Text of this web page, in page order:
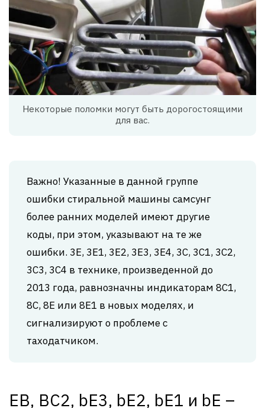
Некоторые поломки могут быть дорогостоящими
для вас.
Важно! Указанные в данной группе
ошибки стиральной машины самсунг
более ранних моделей имеют другие
коды, при этом, указывают на те же
ошибки. 3Е, 3Е1, 3Е2, 3Е3, 3Е4, 3С, 3С1, 3С2,
3С3, 3С4 в технике, произведенной до
2013 года, равнозначны индикаторам 8C1,
8C, 8E или 8E1 в новых моделях, и
сигнализируют о проблеме с
таходатчиком.
EB, BC2, bE3, bE2, bE1 и bE –